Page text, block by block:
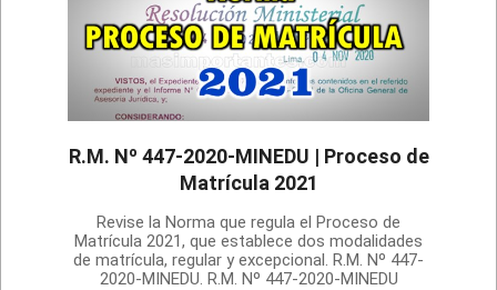
R.M. Nº 447-2020-MINEDU | Proceso de
Matrícula 2021
11-
11
Revise la Norma que regula el Proceso de
Matrícula 2021, que establece dos modalidades
de matrícula, regular y excepcional. R.M. Nº 447-
2020-MINEDU. R.M. Nº 447-2020-MINEDU